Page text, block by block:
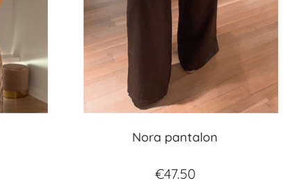
Nora pantalon
€47.50